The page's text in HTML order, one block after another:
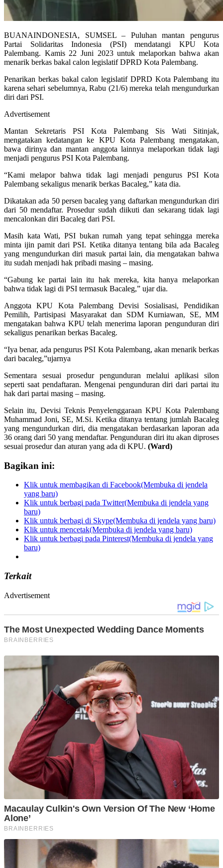
BUANAINDONESIA, SUMSEL – Puluhan mantan pengurus
Partai Solidaritas Indonesia (PSI) mendatangi KPU Kota
Palembang. Kamis 22 Juni 2023 untuk melaporkan bahwa akan
menarik berkas bakal calon legislatif DPRD Kota Palembang.
Penarikan berkas bakal calon legislatif DPRD Kota Palembang itu
karena sehari sebelumnya, Rabu (21/6) mereka telah mengundurkan
diri dari PSI.
Advertisement
Mantan Sekretaris PSI Kota Palembang Sis Wati Sitinjak,
mengatakan kedatangan ke KPU Kota Palembang mengatakan,
bawa dirinya dan mantan anggota lainnya melaporkan tidak lagi
menjadi pengurus PSI Kota Palembang.
“Kami melapor bahwa tidak lagi menjadi pengurus PSI Kota
Palembang sekaligus menarik berkas Bacaleg,” kata dia.
Dikatakan ada 50 persen bacaleg yang daftarkan mengundurkan diri
dari 50 mendaftar. Prosedur sudah diikuti dan sekarang tidak lagi
mencalonkan diri Bacaleg dari PSI.
Masih kata Wati, PSI bukan rumah yang tepat sehingga mereka
minta ijin pamit dari PSI. Ketika ditanya tentang bila ada Bacaleg
yang mengundurkan diri masuk partai lain, dia mengatakan bahwa
itu sudah menjadi hak pribadi masing – masing.
“Gabung ke partai lain itu hak mereka, kita hanya melaporkan
bahwa tidak lagi di PSI termasuk Bacaleg,” ujar dia.
Anggota KPU Kota Palembang Devisi Sosialisasi, Pendidikan
Pemilih, Partisipasi Masyarakat dan SDM Kurniawan, SE, MM
mengatakan bahwa KPU telah menerima laporan pengunduran diri
sekaligus penarikan berkas Bacaleg.
“Iya benar, ada pengurus PSI Kota Palembang, akan menarik berkas
dari bacaleg,”ujarnya
Sementara sesuai prosedur pengunduran melalui aplikasi silon
seperti saat pendaftaran. Mengenai pengunduran diri dari partai itu
hak dari partai masing – masing.
Selain itu, Devisi Teknis Penyelenggaraan KPU Kota Palembang
Muhammad Joni, SE, M.Si. Ketika ditanya tentang jumlah Bacaleg
yang mengundurkan diri, dia mengatakan berdasarkan laporan ada
36 orang dari 50 yang mendaftar. Pengunduran diri itu akan diproses
sesuai prosedur dan aturan yang ada di KPU. (Ward)
Bagikan ini:
Klik untuk membagikan di Facebook(Membuka di jendela
yang baru)
Klik untuk berbagi pada Twitter(Membuka di jendela yang
baru)
Klik untuk berbagi di Skype(Membuka di jendela yang baru)
Klik untuk mencetak(Membuka di jendela yang baru)
Klik untuk berbagi pada Pinterest(Membuka di jendela yang
baru)
Terkait
Advertisement